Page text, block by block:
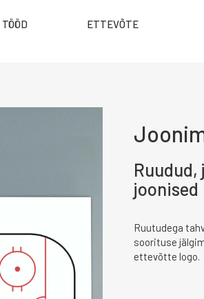
ETTEVÕTE
joonised
Ruutudega
soorituse
ettevõtte logo.